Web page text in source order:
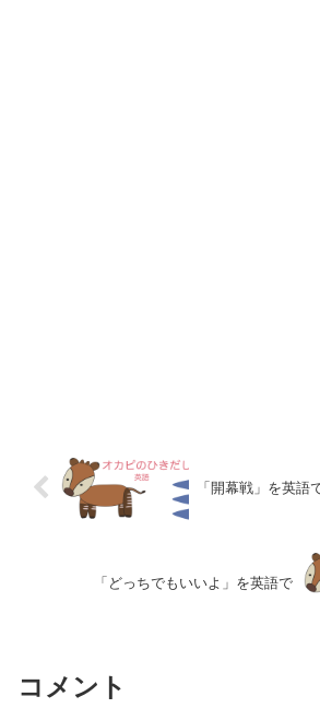
「開幕戦」を英語
「どっちでもいいよ」を英語で
コメント